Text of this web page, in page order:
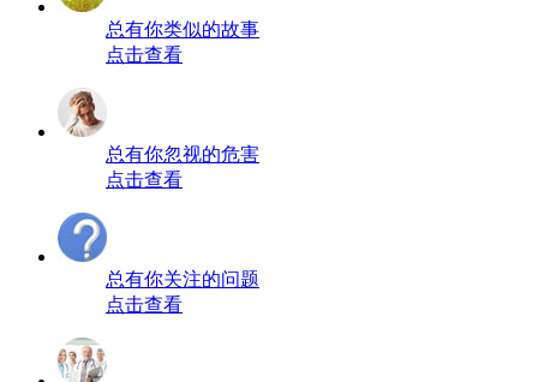
总有你类似的故事
点击查看
总有你忽视的危害
点击查看
总有你关注的问题
点击查看